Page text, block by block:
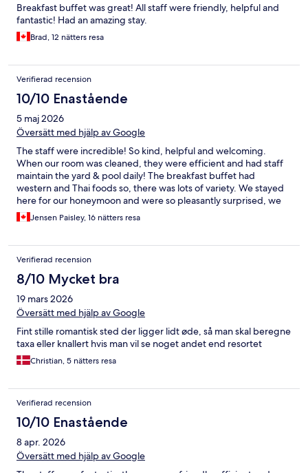
Breakfast buffet was great! All staff were friendly, helpful and
fantastic! Had an amazing stay.
Brad, 12 nätters resa
Verifierad recension
10/10 Enastående
5 maj 2026
Översätt med hjälp av Google
The staff were incredible! So kind, helpful and welcoming.
When our room was cleaned, they were efficient and had staff
maintain the yard & pool daily! The breakfast buffet had
western and Thai foods so, there was lots of variety. We stayed
here for our honeymoon and were so pleasantly surprised, we
didn’t want to leave! I highly recommend staying at Fairhouse.
Jensen Paisley, 16 nätters resa
Verifierad recension
8/10 Mycket bra
19 mars 2026
Översätt med hjälp av Google
Fint stille romantisk sted der ligger lidt øde, så man skal beregne
taxa eller knallert hvis man vil se noget andet end resortet
Christian, 5 nätters resa
Verifierad recension
10/10 Enastående
8 apr. 2026
Översätt med hjälp av Google